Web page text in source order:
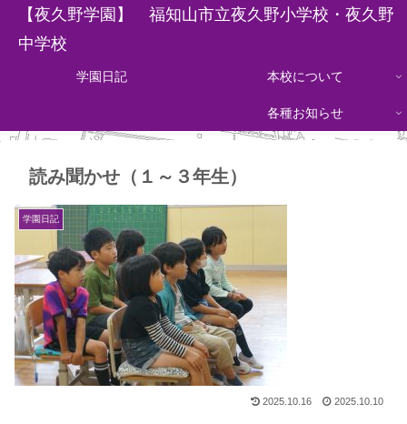
【夜久野学園】 福知山市立夜久野小学校・夜久野
中学校
学園日記 本校について
各種お知らせ
読み聞かせ（１～３年生）
学園日記
2025.10.16 2025.10.10